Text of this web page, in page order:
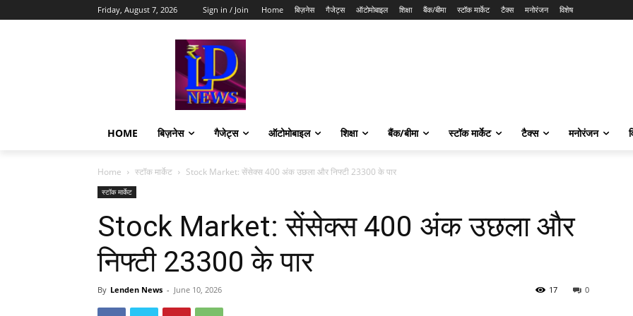
Friday, August 7, 2026 Sign in / Join Home बिज़नेस गैजेट्स ऑटोमोबाइल शिक्षा बैंक/बीमा स्टॉक मार्केट टैक्स मनोरंजन विशेष
HOME बिज़नेस गैजेट्स ऑटोमोबाइल शिक्षा बैंक/बीमा स्टॉक मार्केट टैक्स मनोरंजन
Home स्टॉक मार्केट Stock Market: सेंसेक्स 400 अंक उछला और निफ्टी 23300 के पार
स्टॉक मार्केट
Stock Market: सेंसेक्स 400 अंक उछला और
निफ्टी 23300 के पार
By Lenden News - June 10, 2026 0
17